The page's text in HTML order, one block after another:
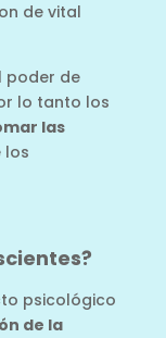
de vital
poder de
lo tanto los
las
los
psicológico
de la